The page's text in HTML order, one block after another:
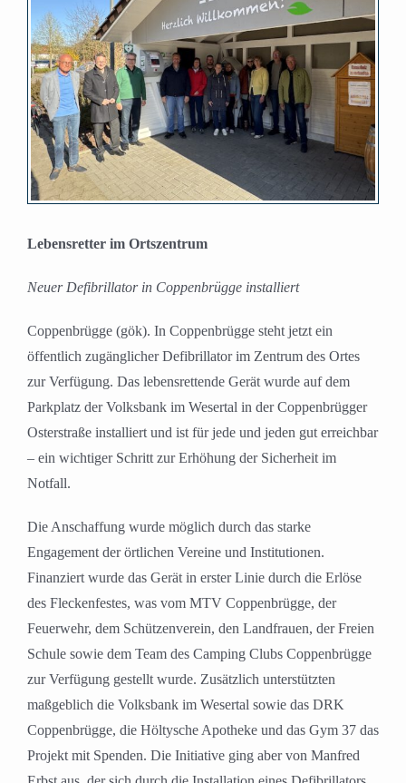
Lebensretter im Ortszentrum
Neuer Defibrillator in Coppenbrügge installiert
Coppenbrügge (gök). In Coppenbrügge steht jetzt ein
öffentlich zugänglicher Defibrillator im Zentrum des Ortes
zur Verfügung. Das lebensrettende Gerät wurde auf dem
Parkplatz der Volksbank im Wesertal in der Coppenbrügger
Osterstraße installiert und ist für jede und jeden gut erreichbar
– ein wichtiger Schritt zur Erhöhung der Sicherheit im
Notfall.
Die Anschaffung wurde möglich durch das starke
Engagement der örtlichen Vereine und Institutionen.
Finanziert wurde das Gerät in erster Linie durch die Erlöse
des Fleckenfestes, was vom MTV Coppenbrügge, der
Feuerwehr, dem Schützenverein, den Landfrauen, der Freien
Schule sowie dem Team des Camping Clubs Coppenbrügge
zur Verfügung gestellt wurde. Zusätzlich unterstützten
maßgeblich die Volksbank im Wesertal sowie das DRK
Coppenbrügge, die Höltysche Apotheke und das Gym 37 das
Projekt mit Spenden. Die Initiative ging aber von Manfred